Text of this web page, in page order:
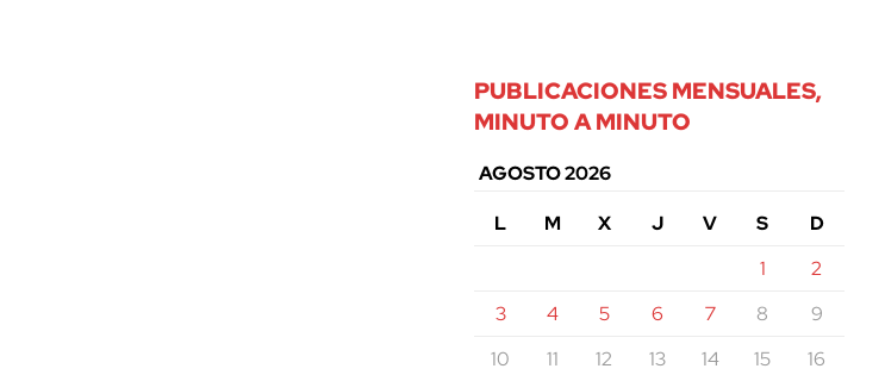
PUBLICACIONES MENSUALES,
MINUTO A MINUTO
AGOSTO 2026
L
M X J V S
D
1
2
3
4 5 6 7 8
9
10
11 12 13 14 15
16